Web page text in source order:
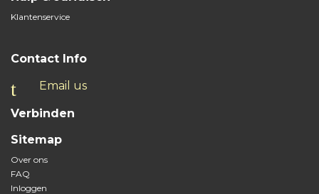
Klantenservice
Contact Info
Email us
Verbinden
Sitemap
Over ons
FAQ
Inloggen